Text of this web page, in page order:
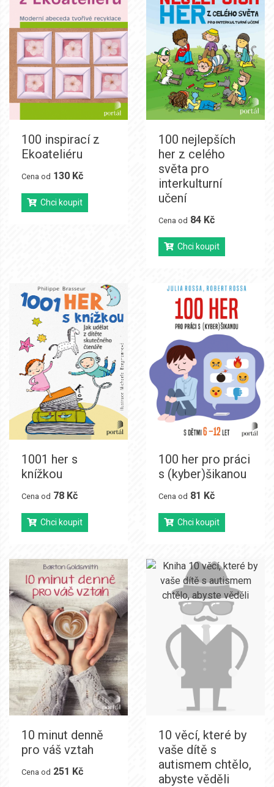
100 inspirací z
Ekoateliéru
Cena od 130 Kč
Chci koupit
100 nejlepších
her z celého
světa pro
interkulturní
učení
Cena od 84 Kč
Chci koupit
1001 her s
knížkou
Cena od 78 Kč
Chci koupit
100 her pro práci
s (kyber)šikanou
Cena od 81 Kč
Chci koupit
10 minut denně
pro váš vztah
Cena od 251 Kč
10 věcí, které by
vaše dítě s
autismem chtělo,
abyste věděli